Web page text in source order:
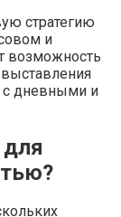
стратегию
и
возможность
выставления
с дневными и